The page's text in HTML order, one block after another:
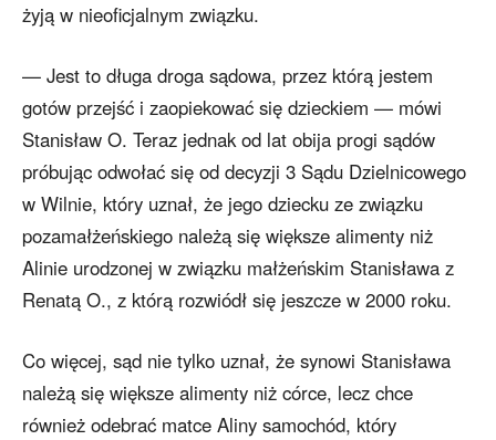
żyją w nieoficjalnym związku.
— Jest to długa droga sądowa, przez którą jestem
gotów przejść i zaopiekować się dzieckiem — mówi
Stanisław O. Teraz jednak od lat obija progi sądów
próbując odwołać się od decyzji 3 Sądu Dzielnicowego
w Wilnie, który uznał, że jego dziecku ze związku
pozamałżeńskiego należą się większe alimenty niż
Alinie urodzonej w związku małżeńskim Stanisława z
Renatą O., z którą rozwiódł się jeszcze w 2000 roku.
Co więcej, sąd nie tylko uznał, że synowi Stanisława
należą się większe alimenty niż córce, lecz chce
również odebrać matce Aliny samochód, który